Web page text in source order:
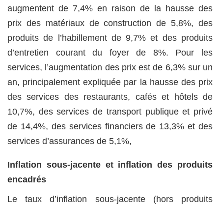
augmentent de 7,4% en raison de la hausse des
prix des matériaux de construction de 5,8%, des
produits de l’habillement de 9,7% et des produits
d’entretien courant du foyer de 8%. Pour les
services, l’augmentation des prix est de 6,3% sur un
an, principalement expliquée par la hausse des prix
des services des restaurants, cafés et hôtels de
10,7%, des services de transport publique et privé
de 14,4%, des services financiers de 13,3% et des
services d’assurances de 5,1%,
Inflation sous-jacente et inflation des produits
encadrés
Le taux d’inflation sous-jacente (hors produits